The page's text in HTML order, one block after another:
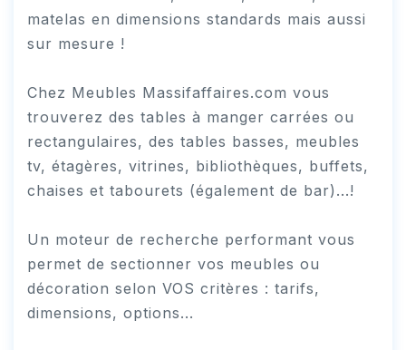
matelas en dimensions standards mais aussi
sur mesure !
Chez Meubles Massifaffaires.com vous
trouverez des tables à manger carrées ou
rectangulaires, des tables basses, meubles
tv, étagères, vitrines, bibliothèques, buffets,
chaises et tabourets (également de bar)...!
Un moteur de recherche performant vous
permet de sectionner vos meubles ou
décoration selon VOS critères : tarifs,
dimensions, options...